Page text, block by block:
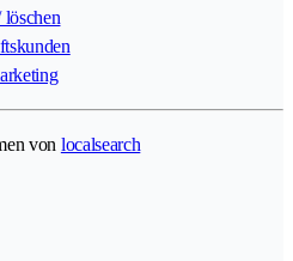
löschen
von localsearch